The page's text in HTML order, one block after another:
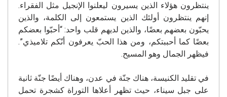
ينتظرون هؤلاء الذين يسيرون ليعلنوا الإنجيل مثل الفقراء.
إنهم ينتظرون أولئك الذين يستمعون إلى الكلمة، والذين
يحبّون بعضهم بعضًا، والذين لديهم قلب واحد: “أحبّوا بعضكم
بعضًا كما أحببتكم، ومن هذا الحبّ يعرفون أنّكم تلاميذي”.
فيظهر الجمال وهو المسيح.
في تقليد الكنيسة، هناك جنّة في عدن، وهناك أيضًا جنّة ثانية
على جبل سيناء، حيث تظهر أعلاها التوراة كشجرة تحمل